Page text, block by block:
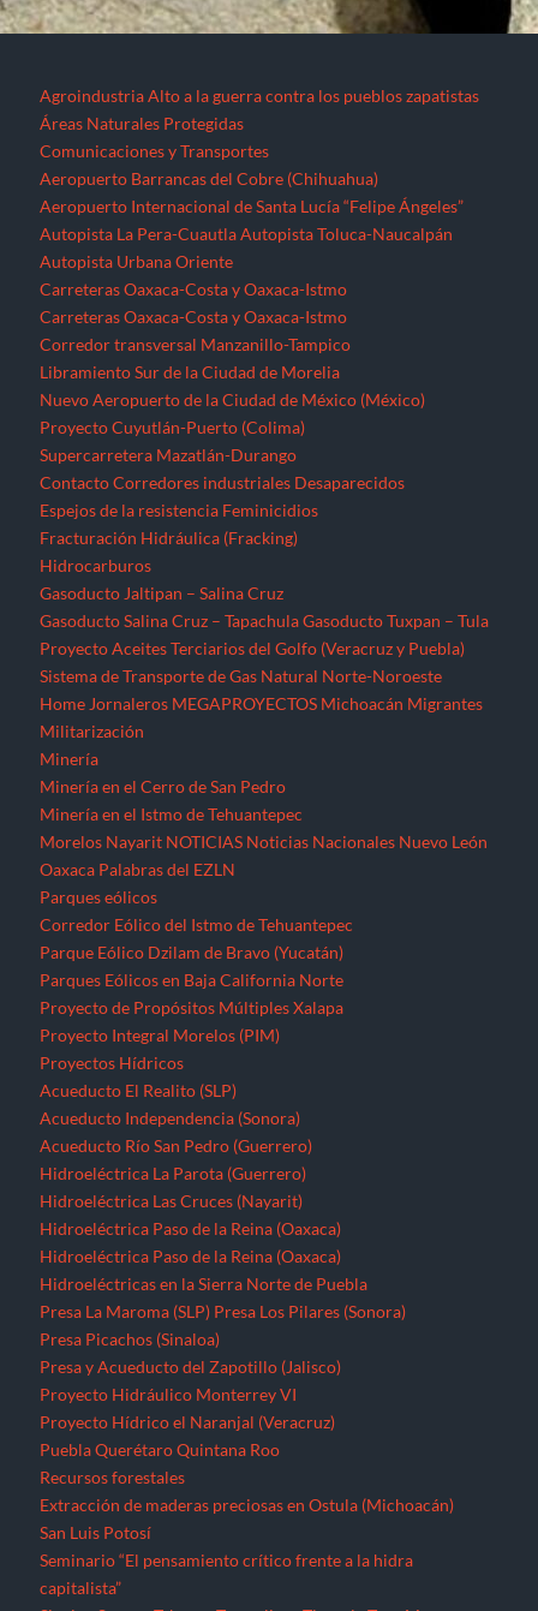
Agroindustria Alto a la guerra contra los pueblos zapatistas
Áreas Naturales Protegidas
Comunicaciones y Transportes
Aeropuerto Barrancas del Cobre (Chihuahua)
Aeropuerto Internacional de Santa Lucía “Felipe Ángeles”
Autopista La Pera-Cuautla Autopista Toluca-Naucalpán
Autopista Urbana Oriente
Carreteras Oaxaca-Costa y Oaxaca-Istmo
Carreteras Oaxaca-Costa y Oaxaca-Istmo
Corredor transversal Manzanillo-Tampico
Libramiento Sur de la Ciudad de Morelia
Nuevo Aeropuerto de la Ciudad de México (México)
Proyecto Cuyutlán-Puerto (Colima)
Supercarretera Mazatlán-Durango
Contacto Corredores industriales Desaparecidos
Espejos de la resistencia Feminicidios
Fracturación Hidráulica (Fracking)
Hidrocarburos
Gasoducto Jaltipan – Salina Cruz
Gasoducto Salina Cruz – Tapachula Gasoducto Tuxpan – Tula
Proyecto Aceites Terciarios del Golfo (Veracruz y Puebla)
Sistema de Transporte de Gas Natural Norte-Noroeste
Home Jornaleros MEGAPROYECTOS Michoacán Migrantes
Militarización
Minería
Minería en el Cerro de San Pedro
Minería en el Istmo de Tehuantepec
Morelos Nayarit NOTICIAS Noticias Nacionales Nuevo León
Oaxaca Palabras del EZLN
Parques eólicos
Corredor Eólico del Istmo de Tehuantepec
Parque Eólico Dzilam de Bravo (Yucatán)
Parques Eólicos en Baja California Norte
Proyecto de Propósitos Múltiples Xalapa
Proyecto Integral Morelos (PIM)
Proyectos Hídricos
Acueducto El Realito (SLP)
Acueducto Independencia (Sonora)
Acueducto Río San Pedro (Guerrero)
Hidroeléctrica La Parota (Guerrero)
Hidroeléctrica Las Cruces (Nayarit)
Hidroeléctrica Paso de la Reina (Oaxaca)
Hidroeléctrica Paso de la Reina (Oaxaca)
Hidroeléctricas en la Sierra Norte de Puebla
Presa La Maroma (SLP) Presa Los Pilares (Sonora)
Presa Picachos (Sinaloa)
Presa y Acueducto del Zapotillo (Jalisco)
Proyecto Hidráulico Monterrey VI
Proyecto Hídrico el Naranjal (Veracruz)
Puebla Querétaro Quintana Roo
Recursos forestales
Extracción de maderas preciosas en Ostula (Michoacán)
San Luis Potosí
Seminario “El pensamiento crítico frente a la hidra
capitalista”